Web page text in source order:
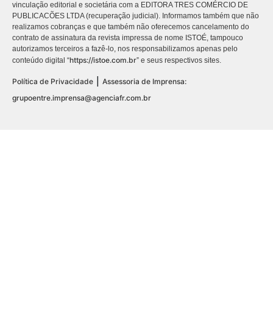
vinculação editorial e societária com a EDITORA TRES COMÉRCIO DE
PUBLICACÕES LTDA (recuperação judicial). Informamos também que não
realizamos cobranças e que também não oferecemos cancelamento do
contrato de assinatura da revista impressa de nome ISTOÉ, tampouco
autorizamos terceiros a fazê-lo, nos responsabilizamos apenas pelo
conteúdo digital “https://istoe.com.br” e seus respectivos sites.
Política de Privacidade
Assessoria de Imprensa:
grupoentre.imprensa@agenciafr.com.br